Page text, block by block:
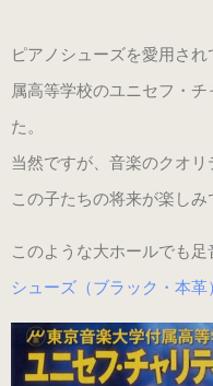
本番用（ヒール高2cm）
（ブラック・エナメル）
（22.5～26.0cm）
（ブラック・エナメル）
（21.0～22.0cm）
ピアノシューズを愛用さ
属高等学校のユニセフ・
た。
当然ですが、音楽のクオリ
この子たちの将来が楽しみ
このような大ホールでも
シューズ（ブラック・本革